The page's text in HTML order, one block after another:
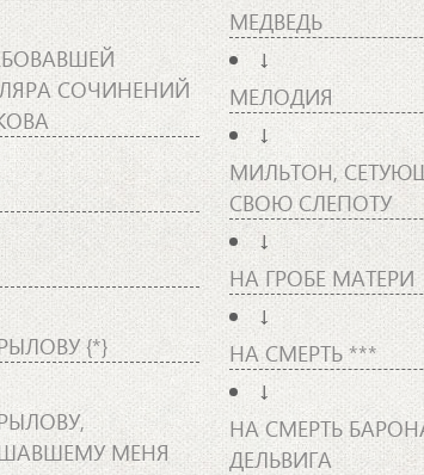
СОЧИНЕНИЙ
{*}
МЕНЯ
МЕДВЕДЬ
↓
МЕЛОДИЯ
↓
МИЛЬТОН,
СВОЮ СЛЕПОТУ
↓
НА ГРОБЕ МАТЕРИ
↓
НА СМЕРТЬ ***
↓
НА СМЕРТЬ
ДЕЛЬВИГА